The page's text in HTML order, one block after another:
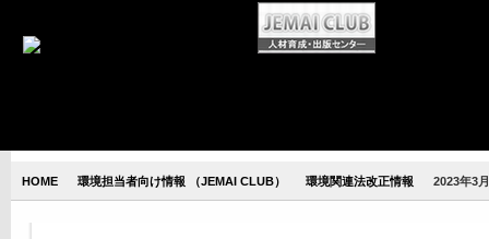
HOME 環境担当者向け情報 （JEMAI CLUB） 環境関連法改正情報 2023年3